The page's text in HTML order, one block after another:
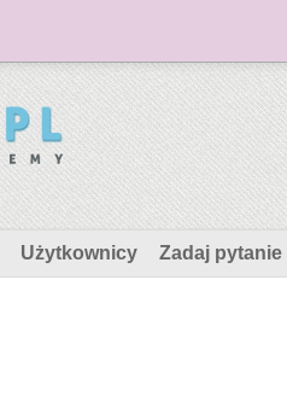
Użytkownicy Zadaj pytanie